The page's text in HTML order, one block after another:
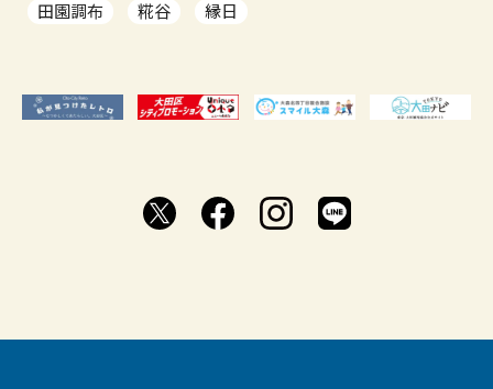
田園調布
糀谷 縁日